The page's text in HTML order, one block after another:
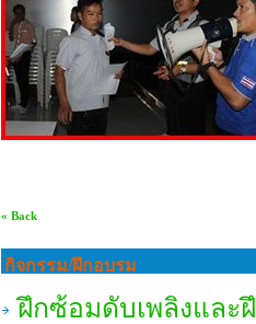
« Back
กิจกรรม/ฝึกอบรม
ฝึกซ้อมดับเพลิงและ